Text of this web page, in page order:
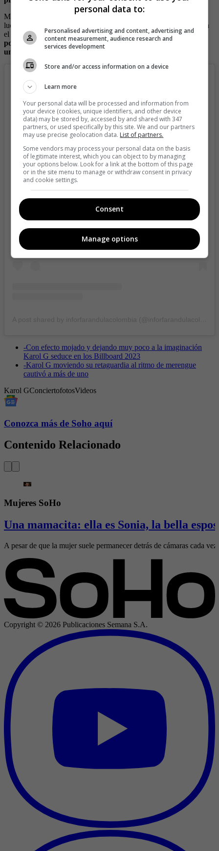
Mientras tanto la paisa se prepara para dar su último concierto
luciendo como siempre sus mejores trajes y derrochando talento en
el escenario, pero antes, en las últimasno dudó en mostrar un
poco de lo que son sus momentos antes de un show y luciendo
un body color piel, puso a hacer zoom a sus seguidores.
-Con efecto mojado y dejando muy poco a la imaginación
Karol G seduce en los Billboard 2023
-Karol G moviendo su retaguardia al ritmo de merengue
cautivó a más de uno
Karol GConciertofotosVideos
Conozca más de Soho aquí
Contenido Relacionado
Mujeres SoHo
Una mamacita: ella es Sonia, la bella
A pesar de que la mujer suele permanecer detrás de cámaras cada
Copyright © 2026 Publicaciones Semana S.A.
personal data to:
Personalised advertising and content, advertising and
content measurement, audience research and
services development
Store and/or access information on a device
Learn more
Your personal data will be processed and information from
your device (cookies, unique identifiers, and other device
data) may be stored by, accessed by and shared with 347
partners, or used specifically by this site. We and our partners
may use precise geolocation data. List of partners.
Some vendors may process your personal data on the basis
of legitimate interest, which you can object to by managing
your options below. Look for a link at the bottom of this page
or in the site menu to manage or withdraw consent in privacy
and cookie settings.
Consent
Manage options